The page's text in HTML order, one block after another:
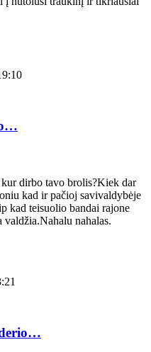
dirbo tavo brolis?Kiek dar
kad ir pačioj savivaldybėje
kad teisuolio bandai rajone
valdžia.Nahalu nahalas.